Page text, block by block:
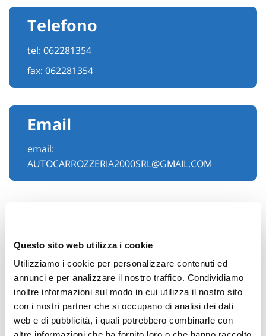
Questo sito web utilizza i cookie
Utilizziamo i cookie per personalizzare contenuti ed
annunci e per analizzare il nostro traffico. Condividiamo
inoltre informazioni sul modo in cui utilizza il nostro sito
con i nostri partner che si occupano di analisi dei dati
web e di pubblicità, i quali potrebbero combinarle con
Telefono
tel: 062281354
fax: 062281354
Email
email:
AUTOCARROZZERIA2000SRL@GMAIL.COM
Hai bisogno di